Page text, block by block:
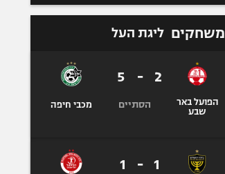
משחקים ליגת העל
הפועל באר
שבע
2
-
5
הסתיים מכבי חיפה
1
-
1